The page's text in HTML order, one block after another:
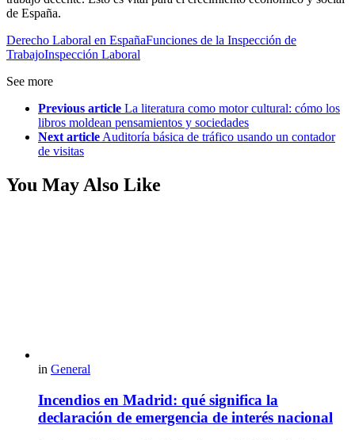
de España.
Derecho Laboral en EspañaFunciones de la Inspección de
TrabajoInspección Laboral
See more
Previous article La literatura como motor cultural: cómo los
libros moldean pensamientos y sociedades
Next article Auditoría básica de tráfico usando un contador
de visitas
You May Also Like
in General
Incendios en Madrid: qué significa la
declaración de emergencia de interés nacional